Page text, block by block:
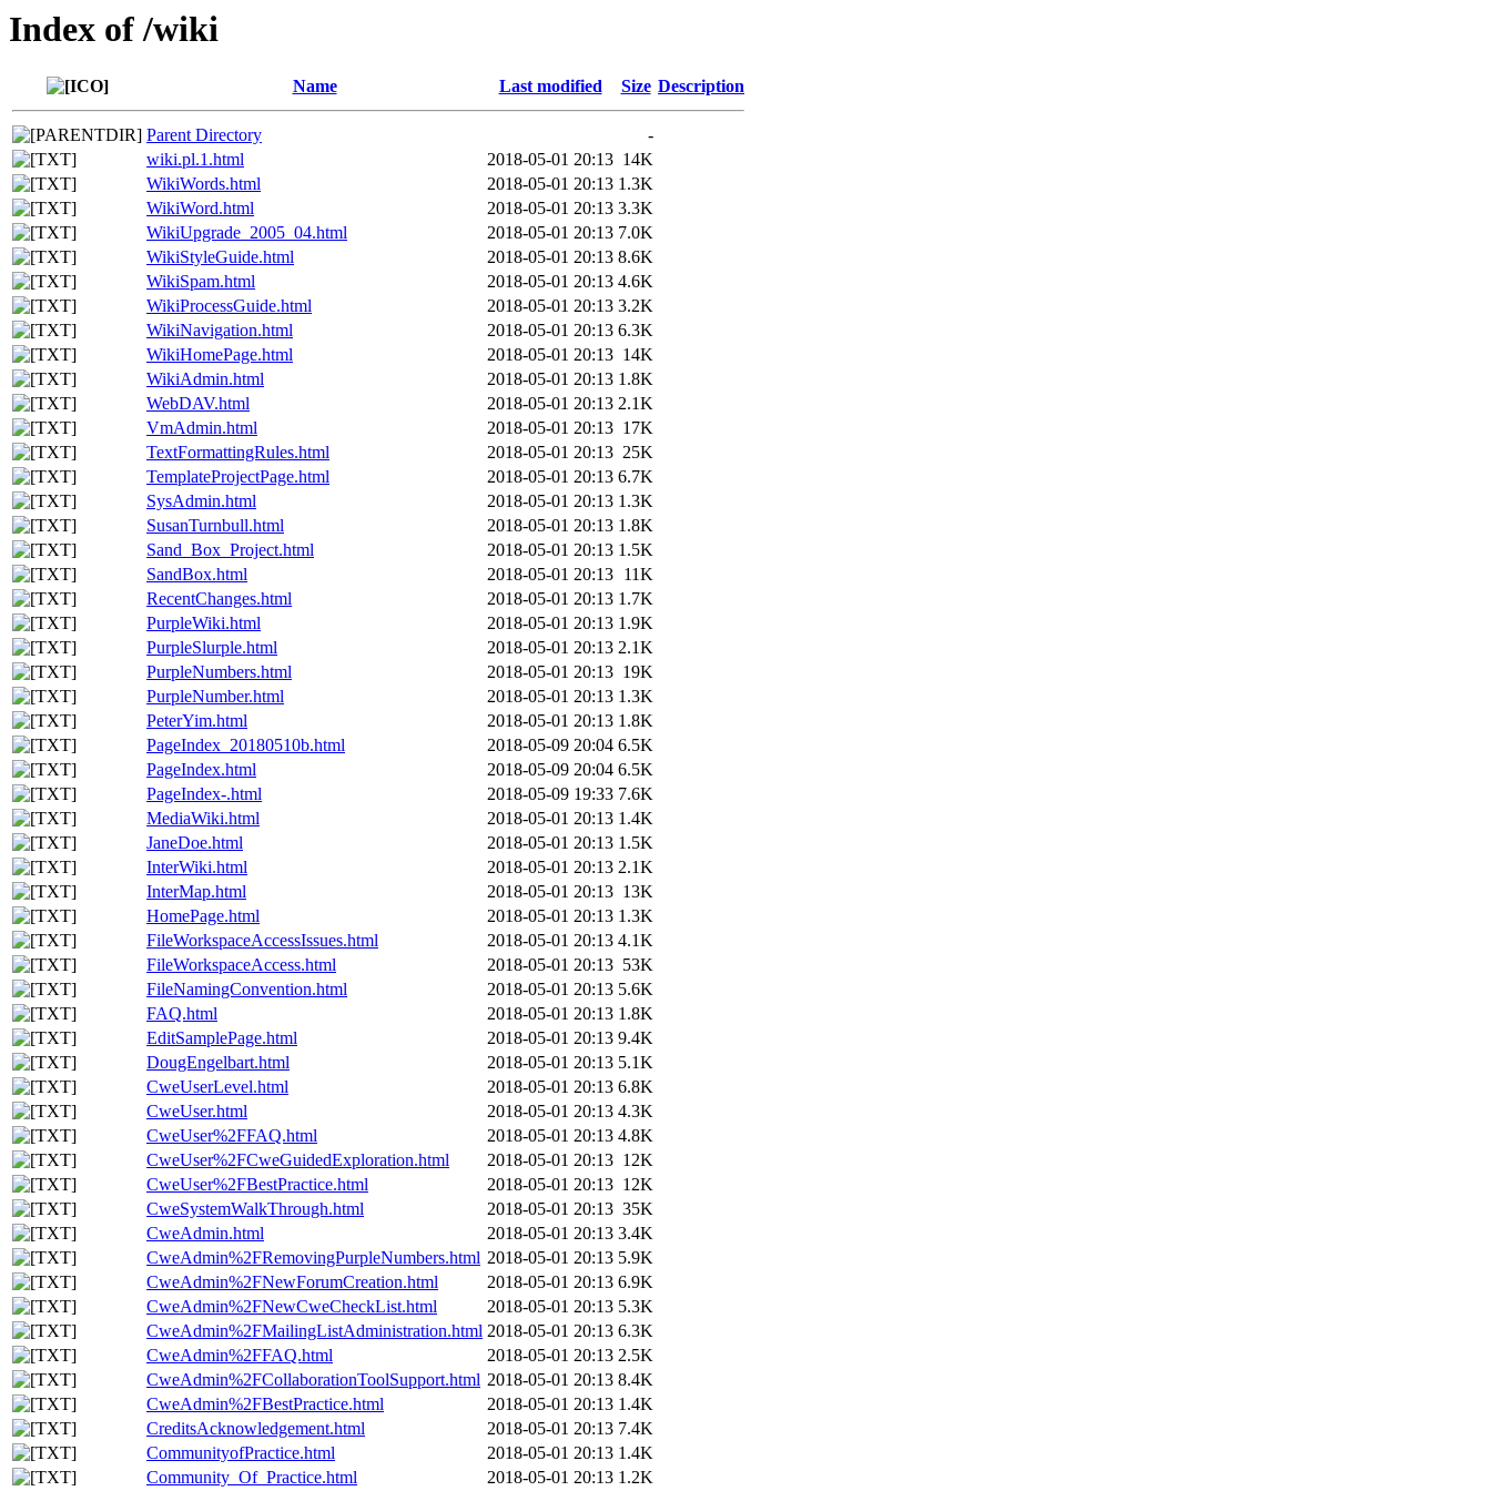
Index of /wiki
Name Last modified Size Description
Parent Directory
-
wiki.pl.1.html
2018-05-01 20:13 14K
WikiWords.html
2018-05-01 20:13 1.3K
WikiWord.html
2018-05-01 20:13 3.3K
WikiUpgrade_2005_04.html
2018-05-01 20:13 7.0K
WikiStyleGuide.html
2018-05-01 20:13 8.6K
WikiSpam.html
2018-05-01 20:13 4.6K
WikiProcessGuide.html
2018-05-01 20:13 3.2K
WikiNavigation.html
2018-05-01 20:13 6.3K
WikiHomePage.html
2018-05-01 20:13 14K
WikiAdmin.html
2018-05-01 20:13 1.8K
WebDAV.html
2018-05-01 20:13 2.1K
VmAdmin.html
2018-05-01 20:13 17K
TextFormattingRules.html
2018-05-01 20:13 25K
TemplateProjectPage.html
2018-05-01 20:13 6.7K
SysAdmin.html
2018-05-01 20:13 1.3K
SusanTurnbull.html
2018-05-01 20:13 1.8K
Sand_Box_Project.html
2018-05-01 20:13 1.5K
SandBox.html
2018-05-01 20:13 11K
RecentChanges.html
2018-05-01 20:13 1.7K
PurpleWiki.html
2018-05-01 20:13 1.9K
PurpleSlurple.html
2018-05-01 20:13 2.1K
PurpleNumbers.html
2018-05-01 20:13 19K
PurpleNumber.html
2018-05-01 20:13 1.3K
PeterYim.html
2018-05-01 20:13 1.8K
PageIndex_20180510b.html
2018-05-09 20:04 6.5K
PageIndex.html
2018-05-09 20:04 6.5K
PageIndex-.html
2018-05-09 19:33 7.6K
MediaWiki.html
2018-05-01 20:13 1.4K
JaneDoe.html
2018-05-01 20:13 1.5K
InterWiki.html
2018-05-01 20:13 2.1K
InterMap.html
2018-05-01 20:13 13K
HomePage.html
2018-05-01 20:13 1.3K
FileWorkspaceAccessIssues.html
2018-05-01 20:13 4.1K
FileWorkspaceAccess.html
2018-05-01 20:13 53K
FileNamingConvention.html
2018-05-01 20:13 5.6K
FAQ.html
2018-05-01 20:13 1.8K
EditSamplePage.html
2018-05-01 20:13 9.4K
DougEngelbart.html
2018-05-01 20:13 5.1K
CweUserLevel.html
2018-05-01 20:13 6.8K
CweUser.html
2018-05-01 20:13 4.3K
CweUser%2FFAQ.html
2018-05-01 20:13 4.8K
CweUser%2FCweGuidedExploration.html
2018-05-01 20:13 12K
CweUser%2FBestPractice.html
2018-05-01 20:13 12K
CweSystemWalkThrough.html
2018-05-01 20:13 35K
CweAdmin.html
2018-05-01 20:13 3.4K
CweAdmin%2FRemovingPurpleNumbers.html 2018-05-01 20:13 5.9K
CweAdmin%2FNewForumCreation.html
2018-05-01 20:13 6.9K
CweAdmin%2FNewCweCheckList.html
2018-05-01 20:13 5.3K
CweAdmin%2FMailingListAdministration.html 2018-05-01 20:13 6.3K
CweAdmin%2FFAQ.html
2018-05-01 20:13 2.5K
CweAdmin%2FCollaborationToolSupport.html 2018-05-01 20:13 8.4K
CweAdmin%2FBestPractice.html
2018-05-01 20:13 1.4K
CreditsAcknowledgement.html
2018-05-01 20:13 7.4K
CommunityofPractice.html
2018-05-01 20:13 1.4K
Community_Of_Practice.html
2018-05-01 20:13 1.2K